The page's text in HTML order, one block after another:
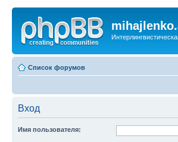
Список форумов
Вход
Имя пользователя: